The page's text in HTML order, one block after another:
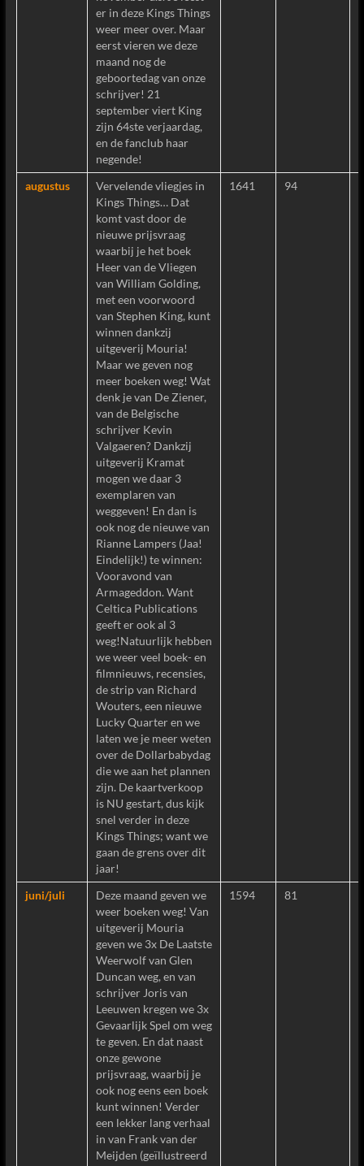
er in deze Kings Things
weer meer over. Maar
eerst vieren we deze
maand nog de
geboortedag van onze
schrijver! 21
september viert King
zijn 64ste verjaardag,
en de fanclub haar
negende!
augustus
Vervelende vliegjes in
Kings Things… Dat
komt vast door de
nieuwe prijsvraag
waarbij je het boek
Heer van de Vliegen
van William Golding,
met een voorwoord
van Stephen King, kunt
winnen dankzij
uitgeverij Mouria!
Maar we geven nog
meer boeken weg! Wat
denk je van De Ziener,
van de Belgische
schrijver Kevin
Valgaeren? Dankzij
uitgeverij Kramat
mogen we daar 3
exemplaren van
weggeven! En dan is
ook nog de nieuwe van
Rianne Lampers (Jaa!
Eindelijk!) te winnen:
Vooravond van
Armageddon. Want
Celtica Publications
geeft er ook al 3
weg!Natuurlijk hebben
we weer veel boek- en
filmnieuws, recensies,
de strip van Richard
Wouters, een nieuwe
Lucky Quarter en we
laten we je meer weten
over de Dollarbabydag
die we aan het plannen
zijn. De kaartverkoop
is NU gestart, dus kijk
snel verder in deze
Kings Things; want we
gaan de grens over dit
jaar!
1641 94
juni/juli
Deze maand geven we
weer boeken weg! Van
uitgeverij Mouria
geven we 3x De Laatste
Weerwolf van Glen
Duncan weg, en van
schrijver Joris van
Leeuwen kregen we 3x
Gevaarlijk Spel om weg
te geven. En dat naast
onze gewone
prijsvraag, waarbij je
ook nog eens een boek
kunt winnen! Verder
een lekker lang verhaal
in van Frank van der
Meijden (geïllustreerd
1594 81